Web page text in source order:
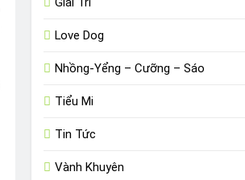
Love Dog
Nhồng-Yểng – Cưỡng – Sáo
Tiểu Mi
Tin Tức
Vành Khuyên